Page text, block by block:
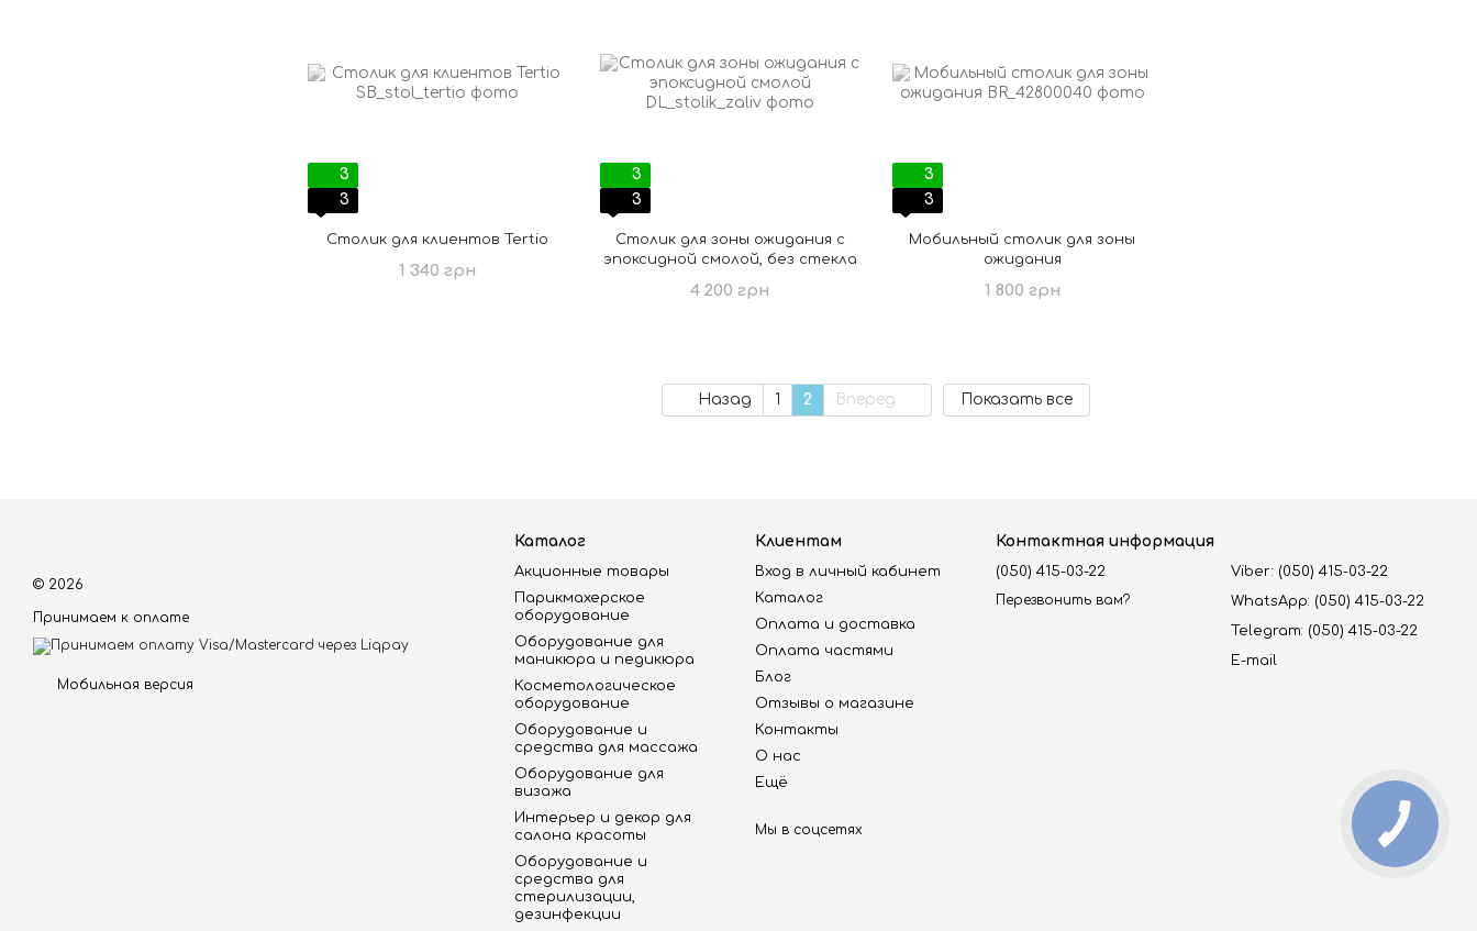
3
3
Столик для клиентов Tertio
1 340 грн
3
3
Столик для зоны ожидания с
эпоксидной смолой, без стекла
4 200 грн
3
3
Мобильный столик для зоны
ожидания
1 800 грн
Назад 1 2 Вперед Показать все
© 2026
Принимаем к оплате
Мобильная версия
Каталог
Акционные товары
Парикмахерское
оборудование
Оборудование для
маникюра и педикюра
Косметологическое
оборудование
Оборудование и
средства для массажа
Оборудование для
визажа
Интерьер и декор для
салона красоты
Оборудование и
средства для
стерилизации,
дезинфекции
Клиентам
Вход в личный кабинет
Каталог
Оплата и доставка
Оплата частями
Блог
Отзывы о магазине
Контакты
О нас
Ещё
Мы в соцсетях
Контактная информация
(050) 415-03-22
Перезвонить вам?
Viber: (050) 415-03-22
WhatsApp: (050) 415-03-22
Telegram: (050) 415-03-22
E-mail